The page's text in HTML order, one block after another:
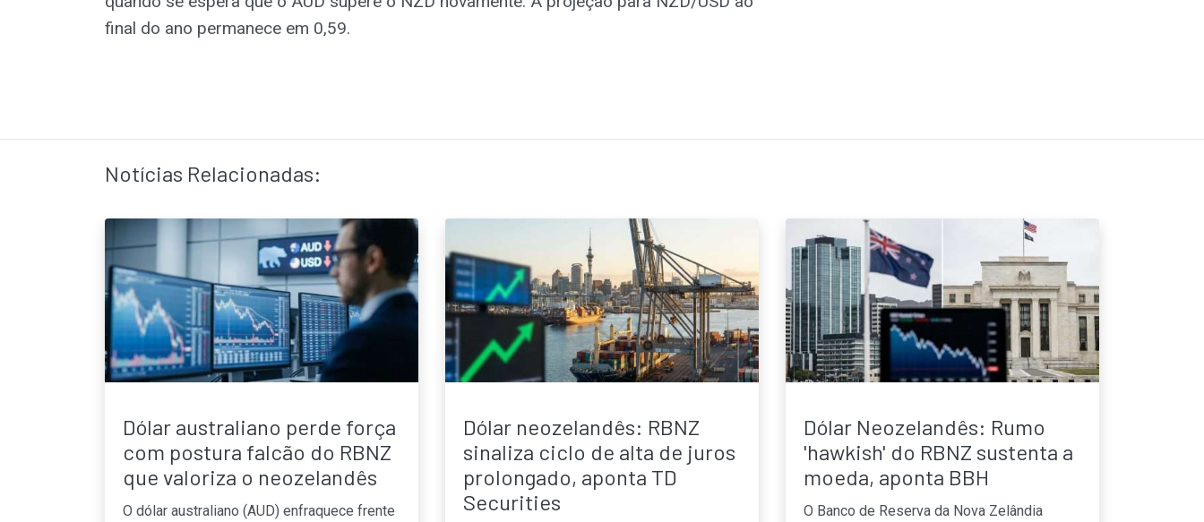
final do ano permanece em 0,59.
Notícias Relacionadas:
Dólar australiano perde força
com postura falcão do RBNZ
que valoriza o neozelandês
O dólar australiano (AUD) enfraquece frente
Dólar neozelandês: RBNZ
sinaliza ciclo de alta de juros
prolongado, aponta TD
Securities
Dólar Neozelandês: Rumo
'hawkish' do RBNZ sustenta a
moeda, aponta BBH
O Banco de Reserva da Nova Zelândia